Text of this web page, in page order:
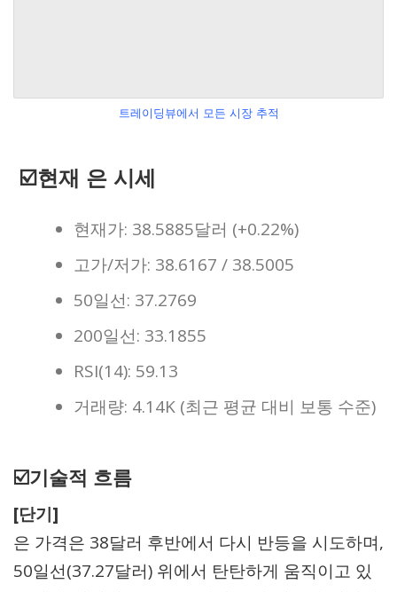
트레이딩뷰에서 모든 시장 추적
☑️현재 은 시세
현재가: 38.5885달러 (+0.22%)
고가/저가: 38.6167 / 38.5005
50일선: 37.2769
200일선: 33.1855
RSI(14): 59.13
거래량: 4.14K (최근 평균 대비 보통 수준)
☑️기술적 흐름
[단기]
은 가격은 38달러 후반에서 다시 반등을 시도하며,
50일선(37.27달러) 위에서 탄탄하게 움직이고 있